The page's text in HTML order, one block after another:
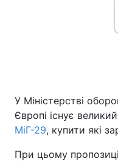
У Міністерстві
Європі існує
МіГ-29, купити які
При цьому